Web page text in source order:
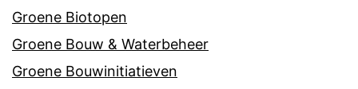
Groene Biotopen
Groene Bouw & Waterbeheer
Groene Bouwinitiatieven